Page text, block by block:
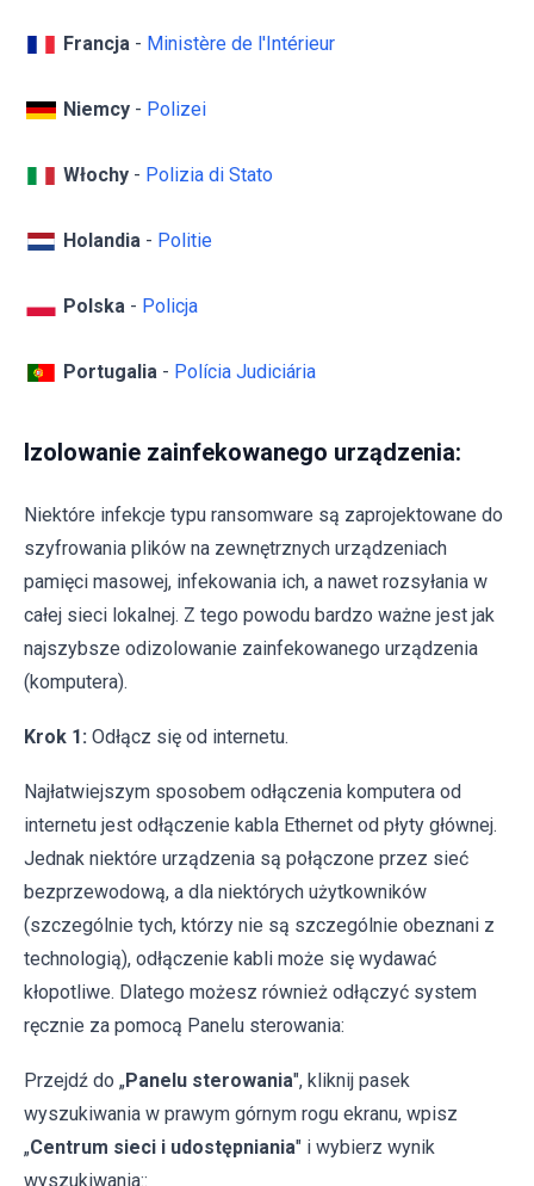
Francja - Ministère de l'Intérieur
Niemcy - Polizei
Włochy - Polizia di Stato
Holandia - Politie
Polska - Policja
Portugalia - Polícia Judiciária
Izolowanie zainfekowanego urządzenia:
Niektóre infekcje typu ransomware są zaprojektowane do
szyfrowania plików na zewnętrznych urządzeniach
pamięci masowej, infekowania ich, a nawet rozsyłania w
całej sieci lokalnej. Z tego powodu bardzo ważne jest jak
najszybsze odizolowanie zainfekowanego urządzenia
(komputera).
Krok 1: Odłącz się od internetu.
Najłatwiejszym sposobem odłączenia komputera od
internetu jest odłączenie kabla Ethernet od płyty głównej.
Jednak niektóre urządzenia są połączone przez sieć
bezprzewodową, a dla niektórych użytkowników
(szczególnie tych, którzy nie są szczególnie obeznani z
technologią), odłączenie kabli może się wydawać
kłopotliwe. Dlatego możesz również odłączyć system
ręcznie za pomocą Panelu sterowania:
Przejdź do „Panelu sterowania", kliknij pasek
wyszukiwania w prawym górnym rogu ekranu, wpisz
„Centrum sieci i udostępniania" i wybierz wynik
wyszukiwania::